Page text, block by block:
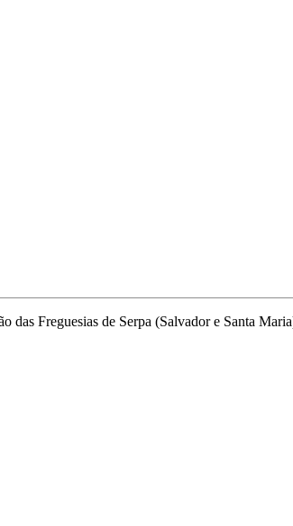
Freguesias de Serpa (Salvador e Santa